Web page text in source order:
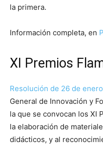
la primera.
Información completa, en
XI Premios
Resolución de 26 de
General de Innovación y
la que se convocan los XI
la elaboración de
didácticos, y al